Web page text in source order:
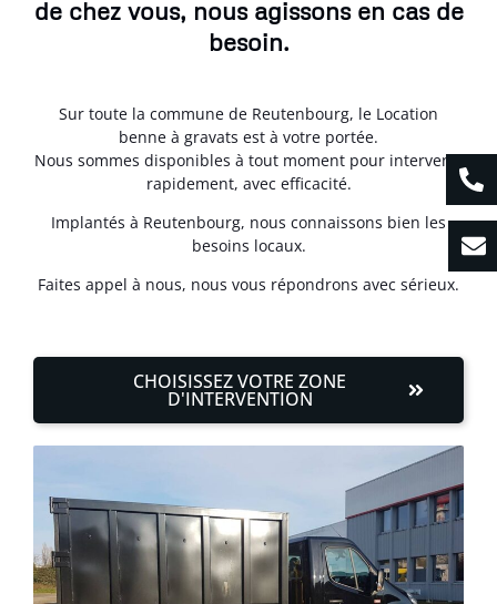
de chez vous, nous agissons en cas de
besoin.
Sur toute la commune de Reutenbourg, le Location
benne à gravats est à votre portée.
Nous sommes disponibles à tout moment pour intervenir
rapidement, avec efficacité.
Implantés à Reutenbourg, nous connaissons bien les
besoins locaux.
Faites appel à nous, nous vous répondrons avec sérieux.
CHOISISSEZ VOTRE ZONE
D'INTERVENTION